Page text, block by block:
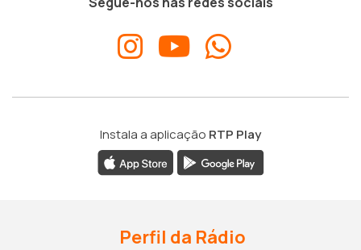
Instala a aplicação RTP Play
Perfil da Rádio